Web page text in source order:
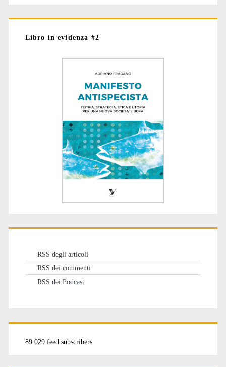
Libro in evidenza #2
RSS degli articoli
RSS dei commenti
RSS dei Podcast
89.029 feed subscribers